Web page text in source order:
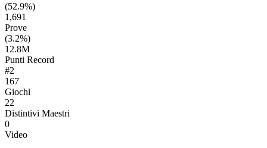
(52.9%)
1,691
Prove
(3.2%)
12.8M
Punti Record
#2
167
Giochi
22
Distintivi Maestri
0
Video